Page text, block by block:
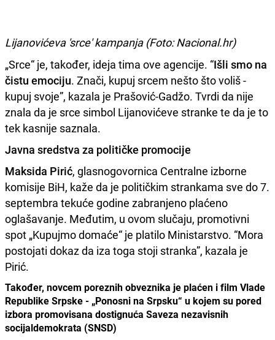
Lijanovićeva 'srce' kampanja (Foto: Nacional.hr)
„Srce“ je, također, ideja tima ove agencije. “Išli smo na
čistu emociju. Znači, kupuj srcem nešto što voliš -
kupuj svoje”, kazala je Prašović-Gadžo. Tvrdi da nije
znala da je srce simbol Lijanovićeve stranke te da je to
tek kasnije saznala.
Javna sredstva za političke promocije
Maksida Pirić, glasnogovornica Centralne izborne
komisije BiH, kaže da je političkim strankama sve do 7.
septembra tekuće godine zabranjeno plaćeno
oglašavanje. Međutim, u ovom slučaju, promotivni
spot „Kupujmo domaće“ je platilo Ministarstvo. “Mora
postojati dokaz da iza toga stoji stranka”, kazala je
Pirić.
Također, novcem poreznih obveznika je plaćen i film Vlade
Republike Srpske - „Ponosni na Srpsku“ u kojem su pored
izbora promovisana dostignuća Saveza nezavisnih
socijaldemokrata (SNSD)